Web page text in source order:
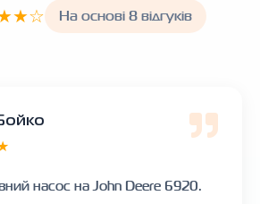
На основі 8 відгуків
насос на John Deere 6920.